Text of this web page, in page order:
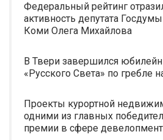
Федеральный рейтинг
активность депутата
Коми Олега Михайлова
В Твери завершился
«Русского Света» по гребле
Проекты курортной
одними из главных
премии в сфере